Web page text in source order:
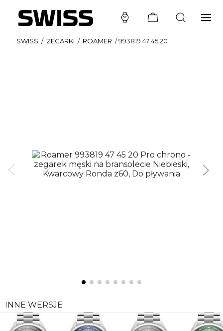
SWISS / ZEGARKI / ROAMER /993819 47 45 20
INNE WERSJE